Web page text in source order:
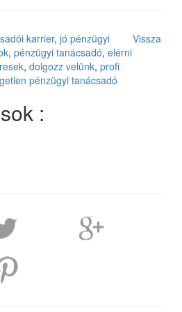
Vissza
karrier, jó pénzügyi
, pénzügyi tanácsadó, elérni
, dolgozz velünk, profi
pénzügyi tanácsadó
: